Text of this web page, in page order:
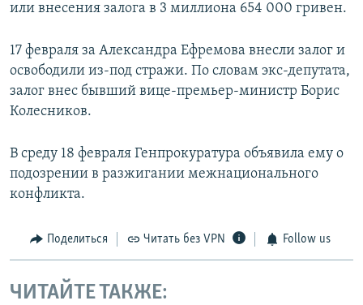
или внесения залога в 3 миллиона 654 000 гривен.
17 февраля за Александра Ефремова внесли залог и
освободили из-под стражи. По словам экс-депутата,
залог внес бывший вице-премьер-министр Борис
Колесников.
В среду 18 февраля Генпрокуратура объявила ему о
подозрении в разжигании межнационального
конфликта.
Поделиться Читать без VPN Follow us
ЧИТАЙТЕ ТАКЖЕ: